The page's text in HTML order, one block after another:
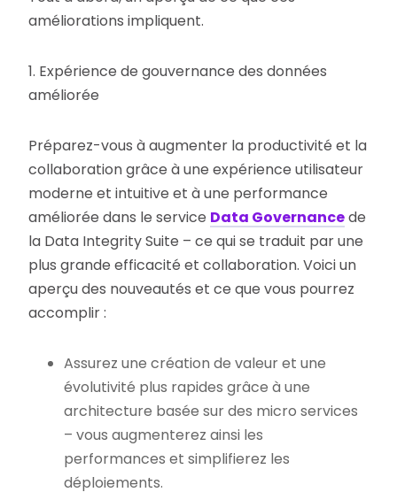
améliorations impliquent.
1. Expérience de gouvernance des données
améliorée
Préparez-vous à augmenter la productivité et la
collaboration grâce à une expérience utilisateur
moderne et intuitive et à une performance
améliorée dans le service Data Governancede
la Data Integrity Suite – ce qui se traduit par une
plus grande efficacité et collaboration. Voici un
aperçu des nouveautés et ce que vous pourrez
accomplir :
Assurez une création de valeur et une
évolutivité plus rapides grâce à une
architecture basée sur des micro services
– vous augmenterez ainsi les
performances et simplifierez les
déploiements.